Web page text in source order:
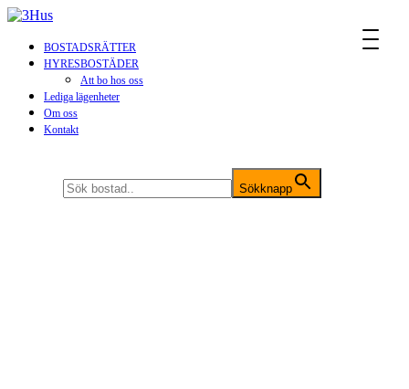
BOSTADSRÄTTER
HYRESBOSTÄDER
Att bo hos oss
Lediga lägenheter
Om oss
Kontakt
Sökknapp